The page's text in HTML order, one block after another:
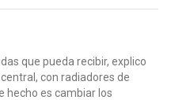
que pueda recibir, explico
con radiadores de
hecho es cambiar los